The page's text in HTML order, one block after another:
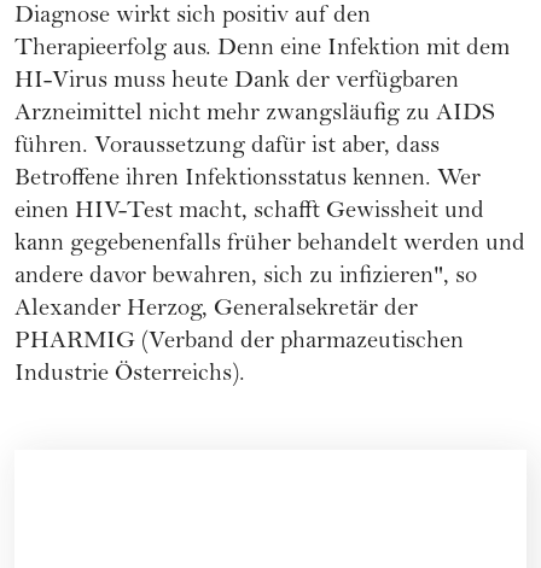
Diagnose wirkt sich positiv auf den
Therapieerfolg aus. Denn eine Infektion mit dem
HI-Virus muss heute Dank der verfügbaren
Arzneimittel nicht mehr zwangsläufig zu AIDS
führen. Voraussetzung dafür ist aber, dass
Betroffene ihren Infektionsstatus kennen. Wer
einen HIV-Test macht, schafft Gewissheit und
kann gegebenenfalls früher behandelt werden und
andere davor bewahren, sich zu infizieren", so
Alexander Herzog, Generalsekretär der
PHARMIG (Verband der pharmazeutischen
Industrie Österreichs).